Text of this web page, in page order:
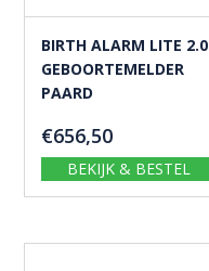
BIRTH ALARM LITE 2.0
GEBOORTEMELDER
PAARD
€656,50
BEKIJK & BESTEL